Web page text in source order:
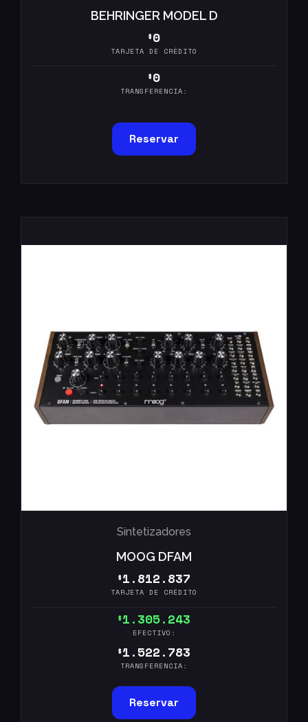
BEHRINGER MODEL D
$0
TARJETA DE CRÉDITO
$0
TRANSFERENCIA:
Reservar
Sintetizadores
MOOG DFAM
$1.812.837
TARJETA DE CRÉDITO
$1.305.243
EFECTIVO:
$1.522.783
TRANSFERENCIA:
Reservar